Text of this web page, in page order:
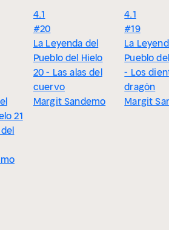
21
4.1
#20
La Leyenda del
Pueblo del Hielo
20 - Las alas del
cuervo
Margit Sandemo
4.1
#19
La
Pueblo
- Los
dragón
Margit